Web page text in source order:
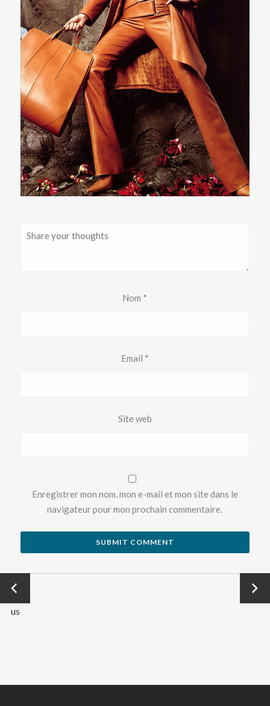
Nom *
Email *
Site web
Enregistrer mon nom, mon e-mail et mon site dans le
navigateur pour mon prochain commentaire.
←
Previo
us
Next
→